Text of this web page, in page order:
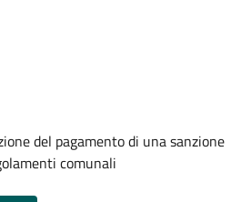
del pagamento di una sanzione
comunali